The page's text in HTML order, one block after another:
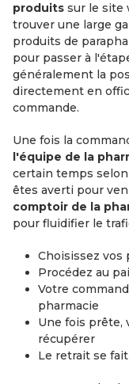
produits sur le site
trouver une large
produits de
pour passer à
généralement la
directement en
commande.
Une fois la
l'équipe de la
certain temps
êtes averti pour
comptoir de la
pour fluidifier le
Choisissez vos
Procédez au
Votre
pharmacie
Une fois prête,
récupérer
Le retrait se